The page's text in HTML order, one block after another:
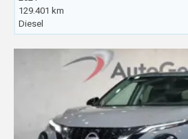
129.401 km
Diesel